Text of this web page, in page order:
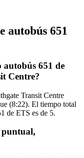
autobús 651
autobús 651 de
Centre?
Transit Centre
(8:22). El tiempo total
de ETS es de 5.
puntual,